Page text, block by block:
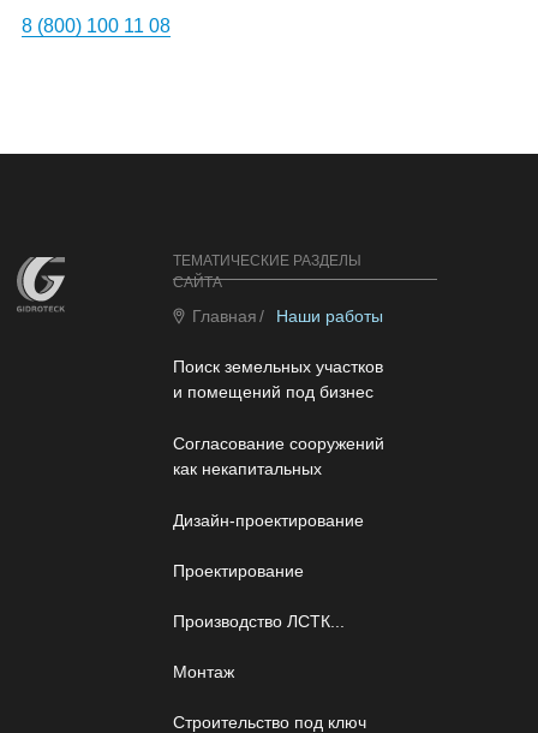
8 (800) 100 11 08
Производство ЛСТК...
Наши работы
/
Главная
ТЕМАТИЧЕСКИЕ РАЗДЕЛЫ
САЙТА
Поиск земельных участков
и помещений под бизнес
Согласование сооружений
как некапитальных
Проектирование
Дизайн-проектирование
Строительство под ключ
Монтаж